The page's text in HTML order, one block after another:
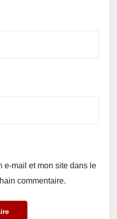
e-mail et mon site dans le
commentaire.